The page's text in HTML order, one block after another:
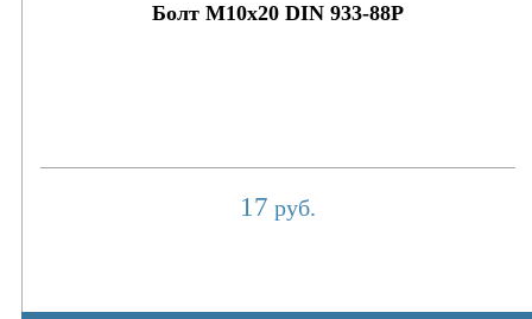
Болт М10х20 DIN 933-88P
17 руб.